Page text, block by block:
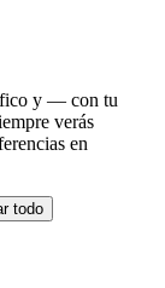
y — con tu
verás
en
todo